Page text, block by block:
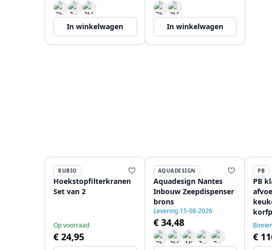
In winkelwagen In winkelwagen
RUBIO
Hoekstopfilterkranen
Set van 2
Op voorraad
€ 24,95
AQUADESIGN
Aquadesign Nantes
Inbouw Zeepdispenser
brons
Levering 15-08-2026
€ 34,48
PB
PB
€